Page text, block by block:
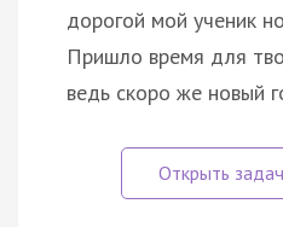
дорогой мой ученик
Пришло время для
ведь скоро же новый